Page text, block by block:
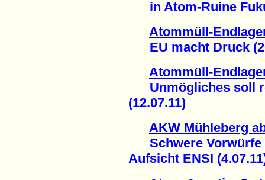
in Atom-Ruine
Atommüll-
EU macht Druck
Atommüll-
Unmögliches soll
(12.07.11)
AKW Mühleberg
Schwere Vorwürfe
Aufsicht ENSI